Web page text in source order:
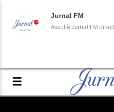
Jurnal FM
Ascultă Jurnal FM